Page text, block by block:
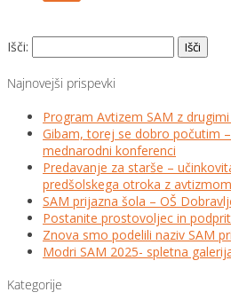
Išči:
Najnovejši prispevki
Program Avtizem SAM z
Gibam, torej se dobro počutim
mednarodni konferenci
Predavanje za starše –
predšolskega otroka z avtizmom
SAM prijazna šola – OŠ
Postanite prostovoljec in
Znova smo podelili naziv SAM
Modri SAM 2025- spletna
Kategorije